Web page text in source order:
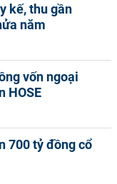
kế, thu gần
năm
vốn ngoại
HOSE
700 tỷ đồng cổ